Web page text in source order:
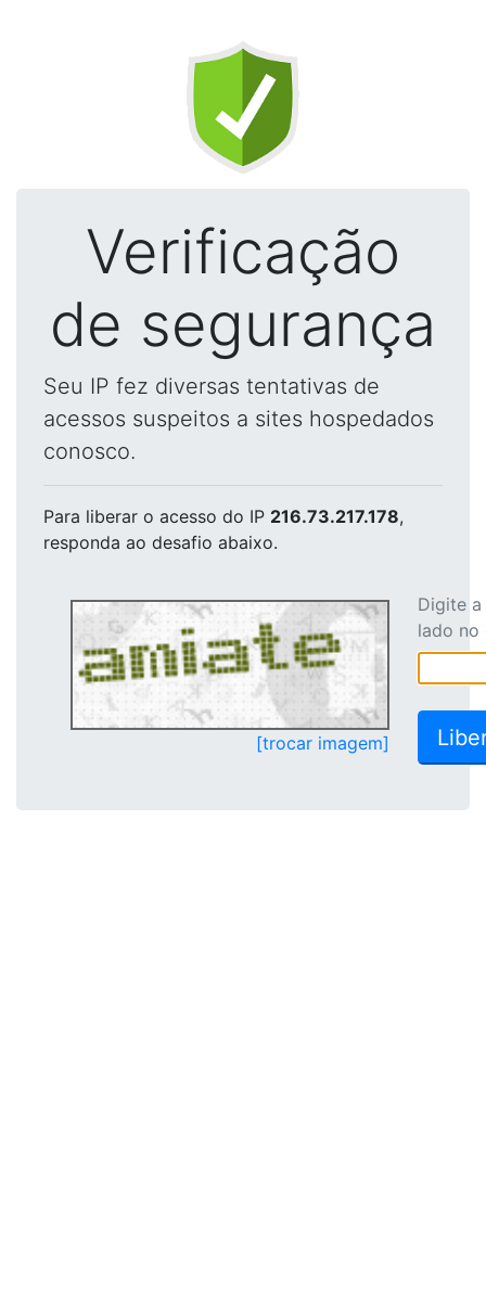
Verificação
de segurança
Seu IP fez diversas tentativas de
acessos suspeitos a sites hospedados
conosco.
Para liberar o acesso do IP 216.73.217.178,
responda ao desafio abaixo.
[trocar imagem]
Digite
lado no